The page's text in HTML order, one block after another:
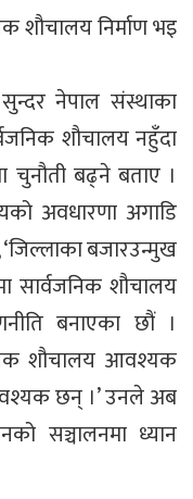
शौचालय निर्माण भइ
नेपाल संस्थाका
शौचालय नहुँदा
चुनौती बढ्ने बताए ।
अवधारणा अगाडि
बजारउन्मुख
सार्वजनिक शौचालय
बनाएका छौं ।
शौचालय आवश्यक
छन् ।’ उनले अब
सञ्चालनमा ध्यान